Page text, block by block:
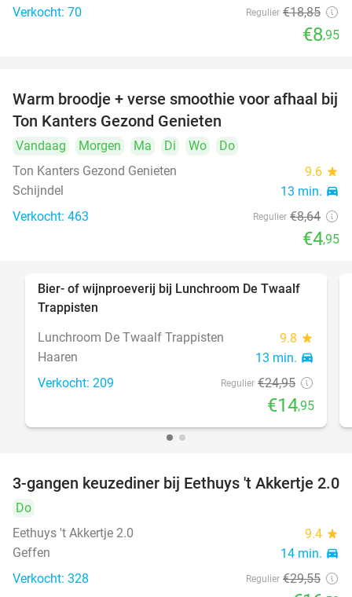
Verkocht: 70 Regulier €18,85
€8,95
43%
Warm broodje + verse smoothie voor afhaal bij
Ton Kanters Gezond Genieten
Vandaag Morgen Ma Di Wo
Do
Ton Kanters Gezond Genieten
9.6 star
Schijndel 13 min. directions_car
Verkocht: 463 Regulier €8,64
€4,95
40%
Bier- of wijnproeverij bij Lunchroom De Twaalf
Trappisten
Lunchroom De Twaalf Trappisten
9.8 star
Haaren 13 min. directions_car
Verkocht: 209 Regulier €24,95
€14,95
44%
3-gangen keuzediner bij Eethuys 't Akkertje 2.0
Do
Eethuys 't Akkertje 2.0
9.4 star
Geffen 14 min. directions_car
Verkocht: 328 Regulier €29,55